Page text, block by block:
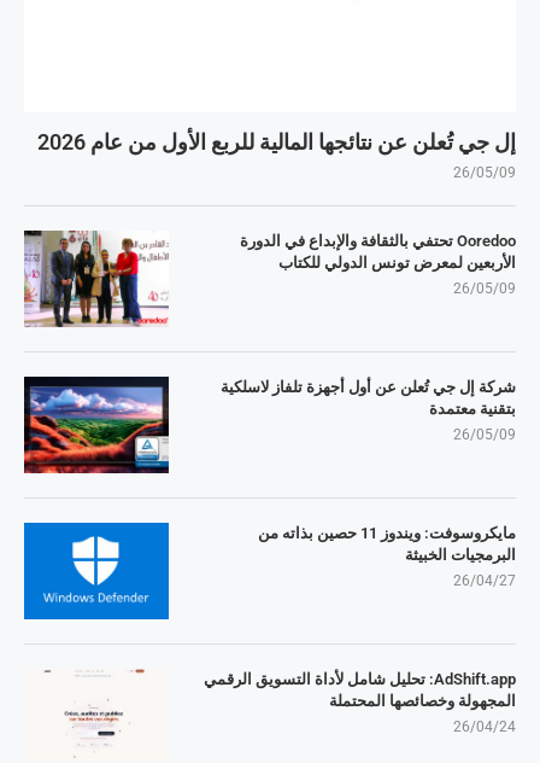
إل جي تُعلن عن نتائجها المالية للربع الأول من عام 2026
26/05/09
Ooredoo تحتفي بالثقافة والإبداع في الدورة
الأربعين لمعرض تونس الدولي للكتاب
26/05/09
شركة إل جي تُعلن عن أول أجهزة تلفاز لاسلكية
بتقنية معتمدة
26/05/09
مايكروسوفت: ويندوز 11 حصين بذاته من
البرمجيات الخبيثة
26/04/27
AdShift.app: تحليل شامل لأداة التسويق الرقمي
المجهولة وخصائصها المحتملة
26/04/24